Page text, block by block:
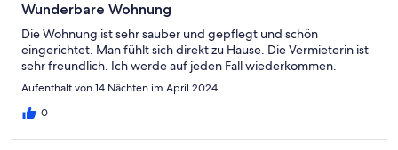
Wunderbare Wohnung
Die Wohnung ist sehr sauber und gepflegt und schön
eingerichtet. Man fühlt sich direkt zu Hause. Die Vermieterin ist
sehr freundlich. Ich werde auf jeden Fall wiederkommen.
Aufenthalt von 14 Nächten im April 2024
0